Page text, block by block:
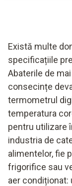
Există multe
specificațiile
Abaterile de
consecințe
termometrul
temperatura
pentru utilizare
industria de
alimentelor, fie
frigorifice sau
aer